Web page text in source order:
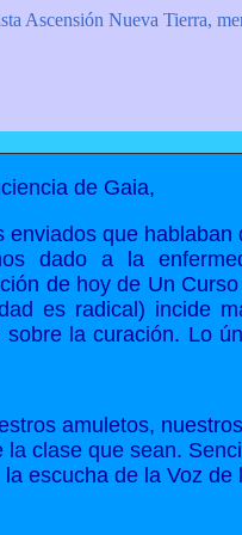
Ascensión Nueva Tierra,
de Gaia,
que
dado a la
de hoy de Un
es radical) incide
la curación. Lo
amuletos,
clase que sean.
la escucha de la Voz de